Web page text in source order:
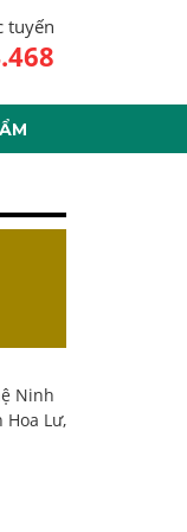
tuyến
Ninh
Hoa Lư,